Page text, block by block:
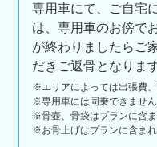
専用車にて、ご自宅
は、専用車のお傍で
が終わりましたらご
だきご返骨となります
※エリアによっては出張費、
※専用車には同乗できません
※骨壺、骨袋はプランに含ま
※お骨上げはプランに含まれ